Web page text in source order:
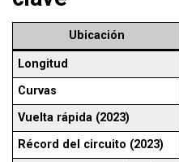
Ubicación
Longitud
Curvas
Vuelta rápida (2023)
Récord del circuito (2023)